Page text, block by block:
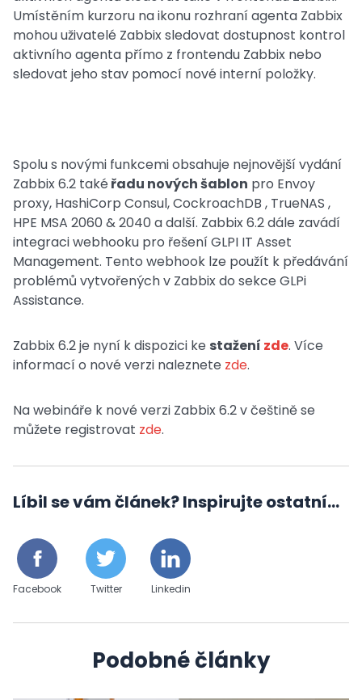
Umístěním kurzoru na ikonu rozhraní agenta Zabbix
mohou uživatelé Zabbix sledovat dostupnost kontrol
aktivního agenta přímo z frontendu Zabbix nebo
sledovat jeho stav pomocí nové interní položky.
Spolu s novými funkcemi obsahuje nejnovější vydání
Zabbix 6.2 také řadu nových šablon pro Envoy
proxy, HashiCorp Consul, CockroachDB , TrueNAS ,
HPE MSA 2060 & 2040 a další. Zabbix 6.2 dále zavádí
integraci webhooku pro řešení GLPI IT Asset
Management. Tento webhook lze použít k předávání
problémů vytvořených v Zabbix do sekce GLPi
Assistance.
Zabbix 6.2 je nyní k dispozici ke stažení zde. Více
informací o nové verzi naleznete zde.
Na webináře k nové verzi Zabbix 6.2 v češtině se
můžete registrovat zde.
Líbil se vám článek? Inspirujte ostatní...
Facebook Twitter Linkedin
Podobné články